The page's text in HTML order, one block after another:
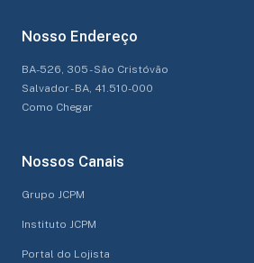
Nosso Endereço
BA-526, 305 - São Cristóvão
Salvador - BA, 41.510-000
Como Chegar
Nossos Canais
Grupo JCPM
Instituto JCPM
Portal do Lojista